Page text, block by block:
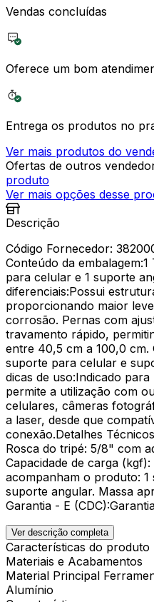
Vendas concluídas
Oferece um bom
Entrega os produtos no
Ver mais produtos do
Ofertas de outros
produto
Ver mais opções desse
Descrição
Código Fornecedor:
Conteúdo da
para celular e 1 suporte
diferenciais:Possui
proporcionando maior
corrosão. Pernas com
travamento rápido,
entre 40,5 cm a 100,0
suporte para celular e
dicas de uso:Indicado
permite a utilização com
celulares, câmeras
a laser, desde que
conexão.Detalhes
Rosca do tripé: 5/8" com
Capacidade de carga
acompanham o produto:
suporte angular. Massa
Garantia - E
Ver descrição completa
Características do produto
Materiais e Acabamentos
Material Principal
Alumínio